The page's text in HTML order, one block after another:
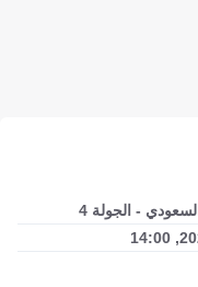
- الجولة 4